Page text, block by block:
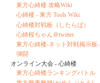
東方心綺楼 攻略Wiki
心綺楼 - 東方 Tools Wiki
心綺楼対戦板（したらば）
心綺桜ちゃん＠twitter
東方心綺楼-ネット対戦掲示板-
弾闘
オンライン大会 - 心綺楼
東方心綺楼ランキングバトル